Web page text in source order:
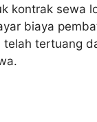
kontrak sewa
biaya
telah tertuang